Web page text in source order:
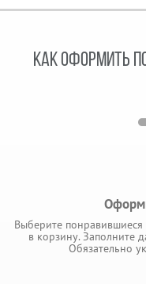
КАК ОФОРМИТЬ
Выберите
в корзину. Заполните
Обязательно